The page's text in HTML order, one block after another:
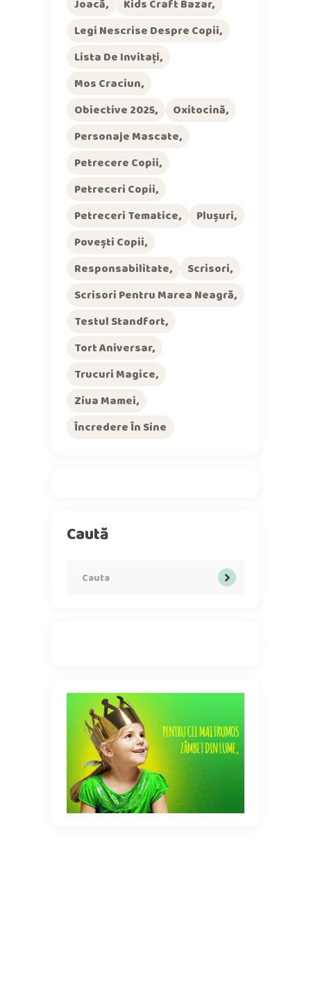
Joacă
Kids Craft Bazar
Legi Nescrise Despre Copii
Lista De Invitați
Mos Craciun
Obiective 2025
Oxitocină
Personaje Mascate
Petrecere Copii
Petreceri Copii
Petreceri Tematice
Plușuri
Povești Copii
Responsabilitate
Scrisori
Scrisori Pentru Marea Neagră
Testul Standfort
Tort Aniversar
Trucuri Magice
Ziua Mamei
Încredere În Sine
Caută
for: